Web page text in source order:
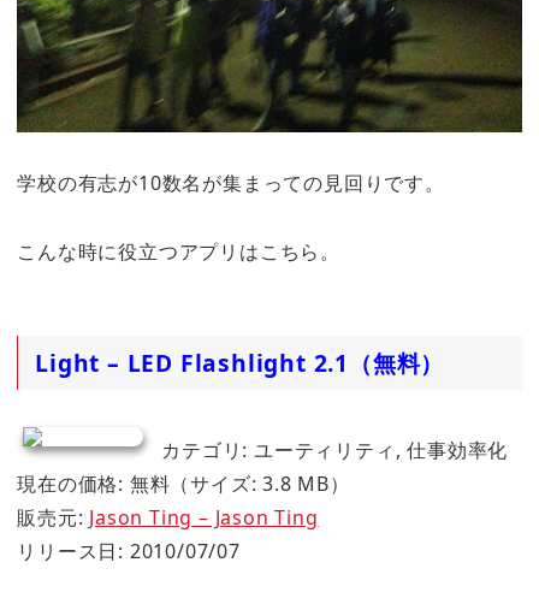
学校の有志が10数名が集まっての見回りです。
こんな時に役立つアプリはこちら。
Light – LED Flashlight 2.1（無料）
カテゴリ: ユーティリティ, 仕事効率化
現在の価格: 無料（サイズ: 3.8 MB）
販売元: Jason Ting – Jason Ting
リリース日: 2010/07/07